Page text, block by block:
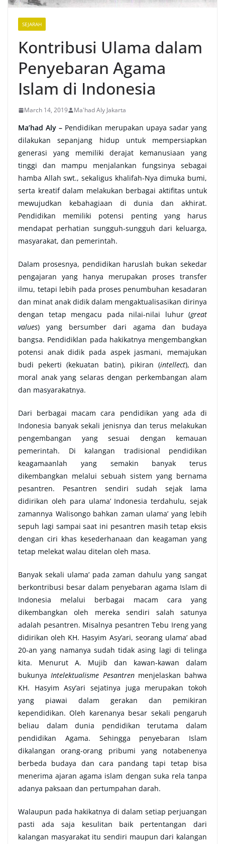
SEJARAH
Kontribusi Ulama dalam
Penyebaran Agama
Islam di Indonesia
March 14, 2019 Ma'had Aly Jakarta
Ma’had Aly – Pendidikan merupakan upaya sadar yang
dilakukan sepanjang hidup untuk mempersiapkan
generasi yang memiliki derajat kemanusiaan yang
tinggi dan mampu menjalankan fungsinya sebagai
hamba Allah swt., sekaligus khalifah-Nya dimuka bumi,
serta kreatif dalam melakukan berbagai aktifitas untuk
mewujudkan kebahagiaan di dunia dan akhirat.
Pendidikan memiliki potensi penting yang harus
mendapat perhatian sungguh-sungguh dari keluarga,
masyarakat, dan pemerintah.
Dalam prosesnya, pendidikan haruslah bukan sekedar
pengajaran yang hanya merupakan proses transfer
ilmu, tetapi lebih pada proses penumbuhan kesadaran
dan minat anak didik dalam mengaktualisasikan dirinya
dengan tetap mengacu pada nilai-nilai luhur (great
values) yang bersumber dari agama dan budaya
bangsa. Pendidiklan pada hakikatnya mengembangkan
potensi anak didik pada aspek jasmani, memajukan
budi pekerti (kekuatan batin), pikiran (intellect), dan
moral anak yang selaras dengan perkembangan alam
dan masyarakatnya.
Dari berbagai macam cara pendidikan yang ada di
Indonesia banyak sekali jenisnya dan terus melakukan
pengembangan yang sesuai dengan kemauan
pemerintah. Di kalangan tradisional pendidikan
keagamaanlah yang semakin banyak terus
dikembangkan melalui sebuah sistem yang bernama
pesantren. Pesantren sendiri sudah sejak lama
didirikan oleh para ulama’ Indonesia terdahulu, sejak
zamannya Walisongo bahkan zaman ulama’ yang lebih
sepuh lagi sampai saat ini pesantren masih tetap eksis
dengan ciri khas kesederhanaan dan keagaman yang
tetap melekat walau ditelan oleh masa.
Banyak sekali ulama’ pada zaman dahulu yang sangat
berkontribusi besar dalam penyebaran agama Islam di
Indonesia melalui berbagai macam cara yang
dikembangkan oleh mereka sendiri salah satunya
adalah pesantren. Misalnya pesantren Tebu Ireng yang
didirikan oleh KH. Hasyim Asy’ari, seorang ulama’ abad
20-an yang namanya sudah tidak asing lagi di telinga
kita. Menurut A. Mujib dan kawan-kawan dalam
bukunyaIntelektualisme Pesantrenmenjelaskan bahwa
KH. Hasyim Asy’ari sejatinya juga merupakan tokoh
yang piawai dalam gerakan dan pemikiran
kependidikan. Oleh karenanya besar sekali pengaruh
beliau dalam dunia pendidikan terutama dalam
pendidikan Agama. Sehingga penyebaran Islam
dikalangan orang-orang pribumi yang notabenenya
berbeda budaya dan cara pandang tapi tetap bisa
menerima ajaran agama islam dengan suka rela tanpa
adanya paksaan dan pertumpahan darah.
Walaupun pada hakikatnya di dalam setiap perjuangan
pasti ada saja kesulitan baik pertentangan dari
kalangan masyarakat itu sendiri maupun dari kalangan